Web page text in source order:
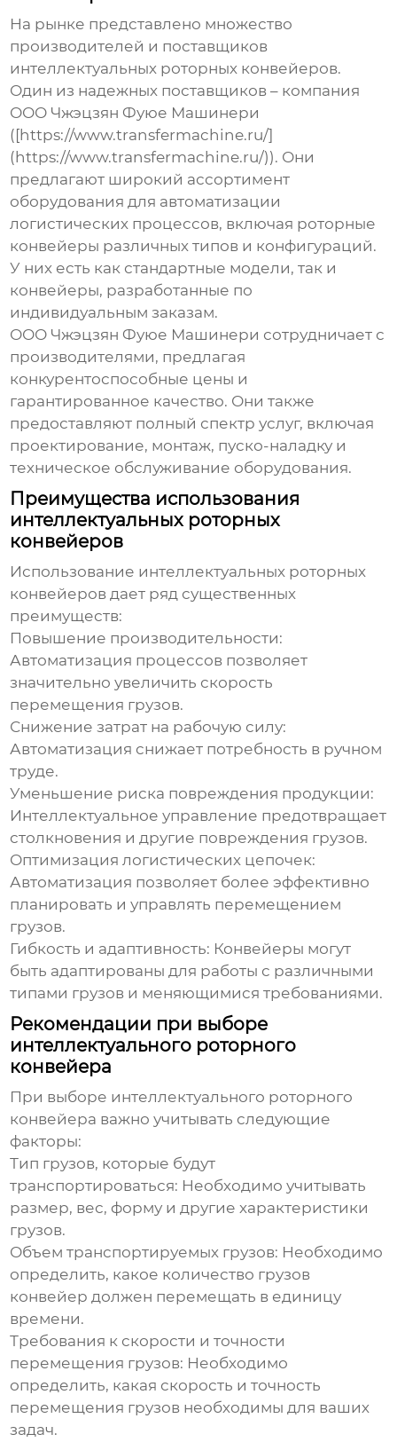
На рынке представлено множество
производителей и поставщиков
интеллектуальных роторных конвейеров.
Один из надежных поставщиков – компания
ООО Чжэцзян Фуюе Машинери
([https://www.transfermachine.ru/]
(https://www.transfermachine.ru/)). Они
предлагают широкий ассортимент
оборудования для автоматизации
логистических процессов, включая роторные
конвейеры различных типов и конфигураций.
У них есть как стандартные модели, так и
конвейеры, разработанные по
индивидуальным заказам.
ООО Чжэцзян Фуюе Машинери сотрудничает с
производителями, предлагая
конкурентоспособные цены и
гарантированное качество. Они также
предоставляют полный спектр услуг, включая
проектирование, монтаж, пуско-наладку и
техническое обслуживание оборудования.
Преимущества использования
интеллектуальных роторных
конвейеров
Использование интеллектуальных роторных
конвейеров дает ряд существенных
преимуществ:
Повышение производительности:
Автоматизация процессов позволяет
значительно увеличить скорость
перемещения грузов.
Снижение затрат на рабочую силу:
Автоматизация снижает потребность в ручном
труде.
Уменьшение риска повреждения продукции:
Интеллектуальное управление предотвращает
столкновения и другие повреждения грузов.
Оптимизация логистических цепочек:
Автоматизация позволяет более эффективно
планировать и управлять перемещением
грузов.
Гибкость и адаптивность: Конвейеры могут
быть адаптированы для работы с различными
типами грузов и меняющимися требованиями.
Рекомендации при выборе
интеллектуального роторного
конвейера
При выборе интеллектуального роторного
конвейера важно учитывать следующие
факторы:
Тип грузов, которые будут
транспортироваться: Необходимо учитывать
размер, вес, форму и другие характеристики
грузов.
Объем транспортируемых грузов: Необходимо
определить, какое количество грузов
конвейер должен перемещать в единицу
времени.
Требования к скорости и точности
перемещения грузов: Необходимо
определить, какая скорость и точность
перемещения грузов необходимы для ваших
задач.